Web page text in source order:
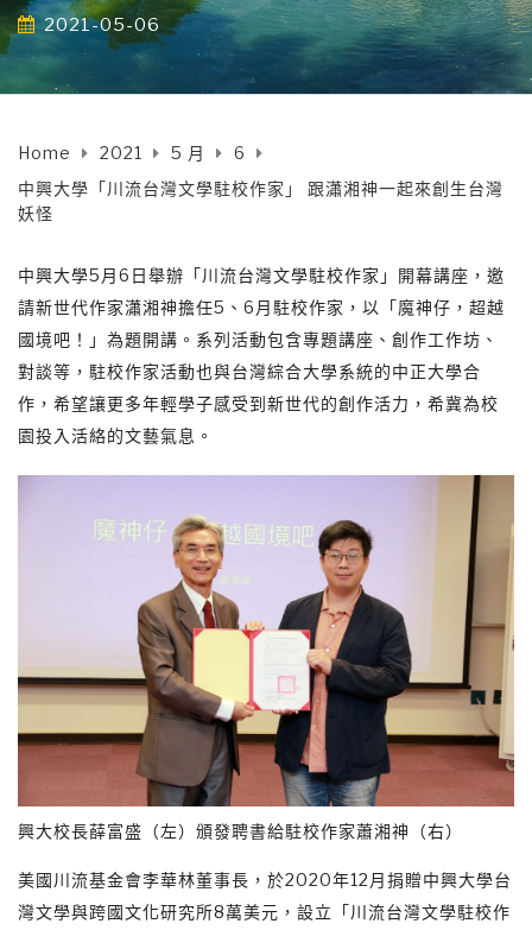
2021-05-06
Home 2021 5 月
6
中興大學「川流台灣文學駐校作家」 跟瀟湘神一起來創生台灣
妖怪
中興大學5月6日舉辦「川流台灣文學駐校作家」開幕講座，邀
請新世代作家瀟湘神擔任5、6月駐校作家，以「魔神仔，超越
國境吧！」為題開講。系列活動包含專題講座、創作工作坊、
對談等，駐校作家活動也與台灣綜合大學系統的中正大學合
作，希望讓更多年輕學子感受到新世代的創作活力，希冀為校
園投入活絡的文藝氣息。
興大校長薛富盛（左）頒發聘書給駐校作家蕭湘神（右）
美國川流基金會李華林董事長，於2020年12月捐贈中興大學台
灣文學與跨國文化研究所8萬美元，設立「川流台灣文學駐校作